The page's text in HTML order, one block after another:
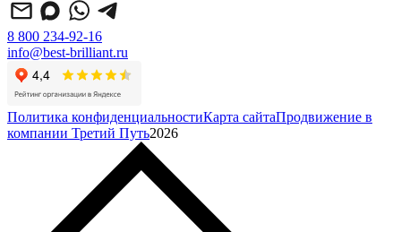
8 800 234-92-16
info@best-brilliant.ru
Политика конфиденциальностиКарта сайтаПродвижение в
компании Третий Путь2026